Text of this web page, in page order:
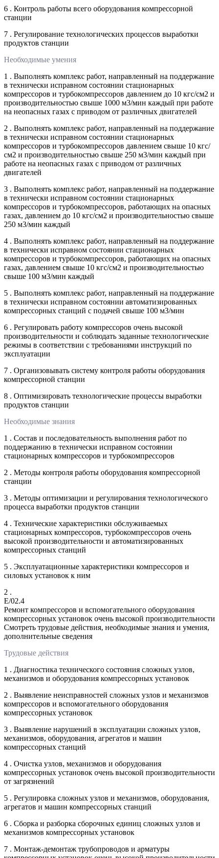
6 . Контроль работы всего оборудования компрессорной
станции
7 . Регулирование технологических процессов выработки
продуктов станции
Необходимые умения
1 . Выполнять комплекс работ, направленный на поддержание
в технически исправном состоянии стационарных
компрессоров и турбокомпрессоров давлением до 10 кгс/см2 и
производительностью свыше 1000 м3/мин каждый при работе
на неопасных газах с приводом от различных двигателей
2 . Выполнять комплекс работ, направленный на поддержание
в технически исправном состоянии стационарных
компрессоров и турбокомпрессоров давлением свыше 10 кгс/
см2 и производительностью свыше 250 м3/мин каждый при
работе на неопасных газах с приводом от различных
двигателей
3 . Выполнять комплекс работ, направленный на поддержание
в технически исправном состоянии стационарных
компрессоров и турбокомпрессоров, работающих на опасных
газах, давлением до 10 кгс/см2 и производительностью свыше
250 м3/мин каждый
4 . Выполнять комплекс работ, направленный на поддержание
в технически исправном состоянии стационарных
компрессоров и турбокомпрессоров, работающих на опасных
газах, давлением свыше 10 кгс/см2 и производительностью
свыше 100 м3/мин каждый
5 . Выполнять комплекс работ, направленный на поддержание
в технически исправном состоянии автоматизированных
компрессорных станций с подачей свыше 100 м3/мин
6 . Регулировать работу компрессоров очень высокой
производительности и соблюдать заданные технологические
режимы в соответствии с требованиями инструкций по
эксплуатации
7 . Организовывать систему контроля работы оборудования
компрессорной станции
8 . Оптимизировать технологические процессы выработки
продуктов станции
Необходимые знания
1 . Состав и последовательность выполнения работ по
поддержанию в технически исправном состоянии
стационарных компрессоров и турбокомпрессоров
2 . Методы контроля работы оборудования компрессорной
станции
3 . Методы оптимизации и регулирования технологического
процесса выработки продуктов станции
4 . Технические характеристики обслуживаемых
стационарных компрессоров, турбокомпрессоров очень
высокой производительности и автоматизированных
компрессорных станций
5 . Эксплуатационные характеристики компрессоров и
силовых установок к ним
2 .
E/02.4
Ремонт компрессоров и вспомогательного оборудования
компрессорных установок очень высокой производительности
Смотреть трудовые действия, необходимые знания и умения,
дополнительные сведения
Трудовые действия
1 . Диагностика технического состояния сложных узлов,
механизмов и оборудования компрессорных установок
2 . Выявление неисправностей сложных узлов и механизмов
компрессоров и вспомогательного оборудования
компрессорных установок
3 . Выявление нарушений в эксплуатации сложных узлов,
механизмов, оборудования, агрегатов и машин
компрессорных станций
4 . Очистка узлов, механизмов и оборудования
компрессорных установок очень высокой производительности
от загрязнений
5 . Регулировка сложных узлов и механизмов, оборудования,
агрегатов и машин компрессорных станций
6 . Сборка и разборка сборочных единиц сложных узлов и
механизмов компрессорных установок
7 . Монтаж-демонтаж трубопроводов и арматуры